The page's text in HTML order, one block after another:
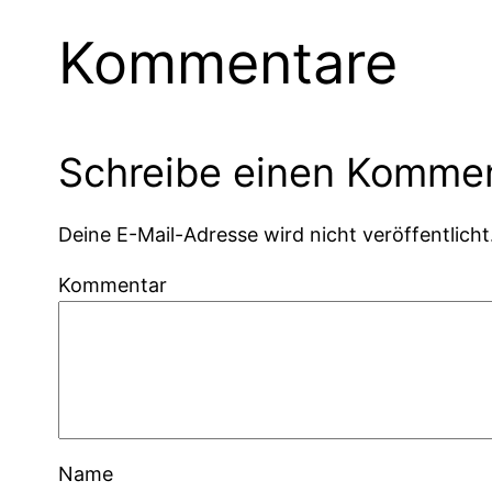
Kommentare
Schreibe einen
Deine E-Mail-Adresse wird nicht
Kommentar
Name